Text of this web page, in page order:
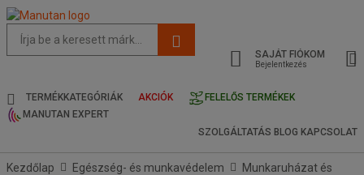
oldal
és
keresési
SAJÁT FIÓKOM
Bejelentkezés
TERMÉKKATEGÓRIÁK AKCIÓK
FELELŐS TERMÉKEK
MANUTAN EXPERT
SZOLGÁLTATÁS BLOG KAPCSOLAT
Kezdőlap Egészség- és munkavédelem
Munkaruházat és